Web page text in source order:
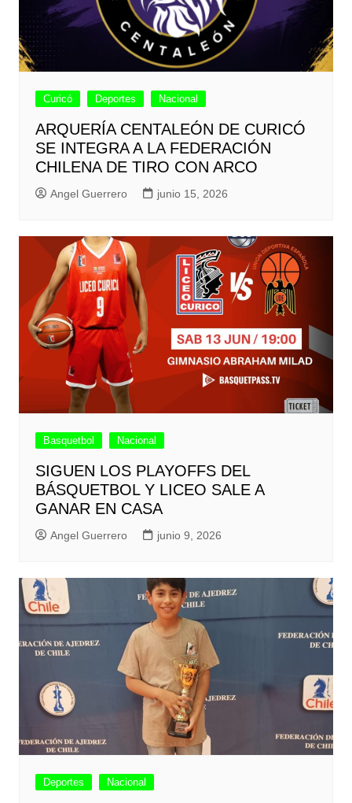
Curicó Deportes Nacional
ARQUERÍA CENTALEÓN DE CURICÓ
SE INTEGRA A LA FEDERACIÓN
CHILENA DE TIRO CON ARCO
Angel Guerrero junio 15, 2026
Basquetbol Nacional
SIGUEN LOS PLAYOFFS DEL
BÁSQUETBOL Y LICEO SALE A
GANAR EN CASA
Angel Guerrero junio 9, 2026
Deportes Nacional